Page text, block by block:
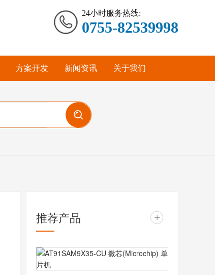
24小时服务热线:
0755-82539998
方案开发 新闻资讯 关于我们
推荐产品 +